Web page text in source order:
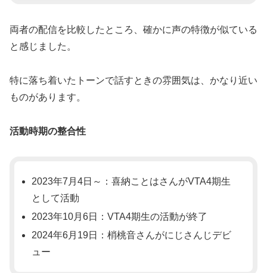
両者の配信を比較したところ、確かに声の特徴が似ている
と感じました。
特に落ち着いたトーンで話すときの雰囲気は、かなり近い
ものがあります。
活動時期の整合性
2023年7月4日～：喜納ことはさんがVTA4期生
として活動
2023年10月6日：VTA4期生の活動が終了
2024年6月19日：梢桃音さんがにじさんじデビ
ュー